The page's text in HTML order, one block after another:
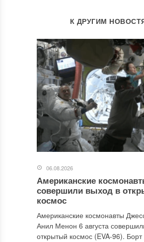
К ДРУГИМ
06.08.2026
Американские
совершили выход в
космос
Американские космонавты
Анил Менон 6 августа
открытый космос (EVA-96).